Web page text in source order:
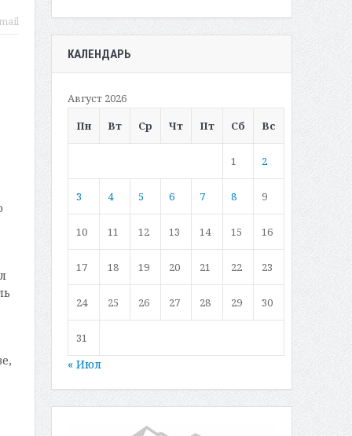
КАЛЕНДАРЬ
Август 2026
Пн
Вт Ср Чт Пт Сб Вс
1 2
3 4 5 6 7 8 9
10 11 12 13 14 15 16
17 18 19 20 21 22 23
24 25 26 27 28 29 30
31
« Июл